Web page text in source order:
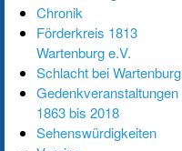
Chronik
Förderkreis 1813
Wartenburg e.V.
Schlacht bei Wartenburg
Gedenkveranstaltungen
1863 bis 2018
Sehenswürdigkeiten